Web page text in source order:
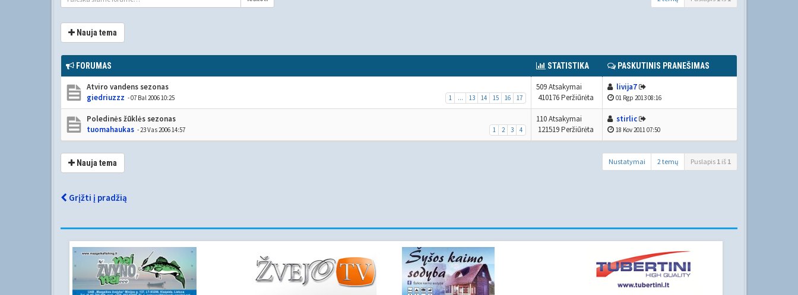
Nauja tema
FORUMAS STATISTIKA PASKUTINIS PRANEŠIMAS
Atviro vandens sezonas
1 ... 13 14 15 16 17
giedriuzzz - 07 Bal 2006 10:25
509 Atsakymai
410176 Peržiūrėta
livija7
01 Rgp 2013 08:16
Poledinės žūklės sezonas
1 2 3 4
tuomahaukas - 23 Vas 2006 14:57
110 Atsakymai
121519 Peržiūrėta
stirlic
18 Kov 2011 07:50
Nauja tema Nustatymai 2 temų Puslapis 1 iš 1
Grįžti į pradžią